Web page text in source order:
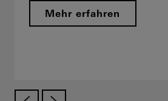
Mehr erfahren